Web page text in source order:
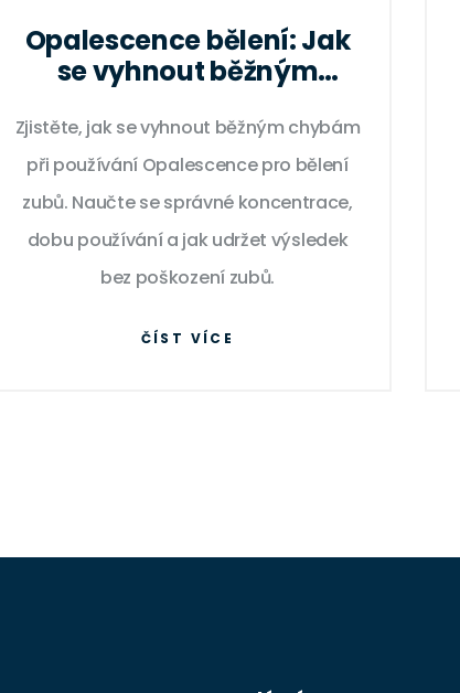
Opalescence bělení: Jak
se vyhnout běžným
skutečných výsledků
Zjistěte, jak se vyhnout běžným chybám
při používání Opalescence pro bělení
zubů. Naučte se správné koncentrace,
dobu používání a jak udržet výsledek
bez poškození zubů.
ČÍST VÍCE